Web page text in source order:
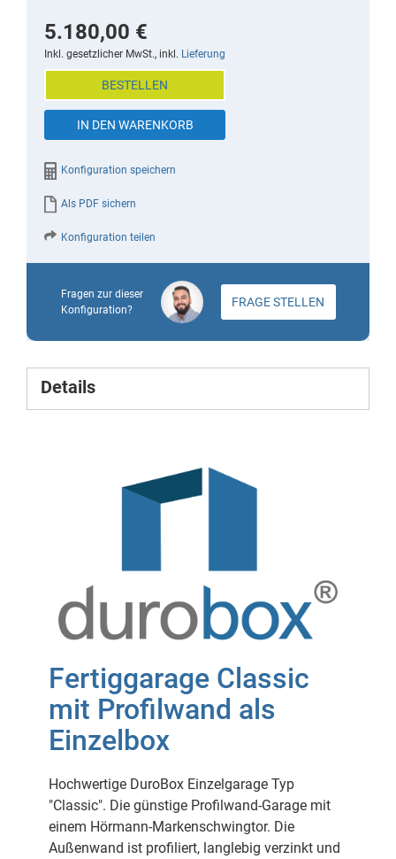
images
5.180,00 €
Inkl. gesetzlicher MwSt., inkl. Lieferung
IN DEN WARENKORB
BESTELLEN
Konfiguration speichern
Als PDF sichern
Konfiguration teilen
Fragen zur dieser
Konfiguration?
FRAGE STELLEN
Details
Fertiggarage Classic
mit Profilwand als
Einzelbox
Hochwertige DuroBox Einzelgarage Typ
"Classic". Die günstige Profilwand-Garage mit
einem Hörmann-Markenschwingtor. Die
Außenwand ist profiliert, langlebig verzinkt und